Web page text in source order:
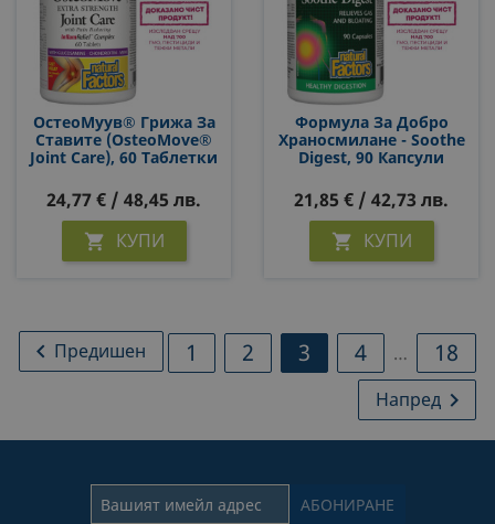
ОстеоМуув® Грижа За
Ставите (OsteoMove®
Joint Care), 60 Таблетки
24,77 € / 48,45 лв.
 КУПИ
Формула За Добро
Храносмилане - Soothe
Digest, 90 Капсули
21,85 € / 42,73 лв.
 КУПИ
 Предишен 1 2 3 4 … 18
Напред 